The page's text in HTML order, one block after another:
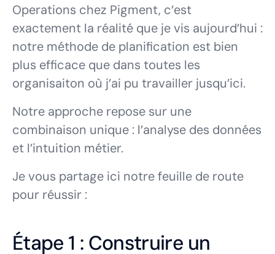
Operations chez Pigment, c’est
exactement la réalité que je vis aujourd’hui :
notre méthode de planification est bien
plus efficace que dans toutes les
organisaiton où j’ai pu travailler jusqu’ici.
Notre approche repose sur une
combinaison unique : l’analyse des données
et l’intuition métier.
Je vous partage ici notre feuille de route
pour réussir :
Étape 1 : Construire un